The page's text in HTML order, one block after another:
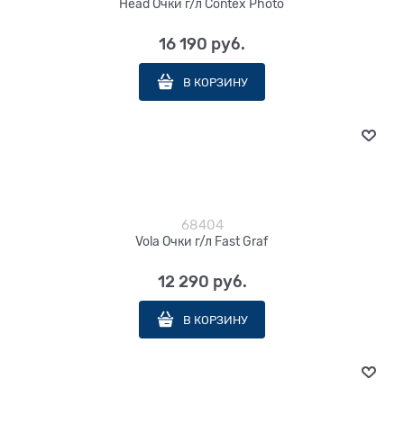
Head Очки г/л Contex Photo
16 190 руб.
В КОРЗИНУ
68404
Vola Очки г/л Fast Graf
12 290 руб.
В КОРЗИНУ